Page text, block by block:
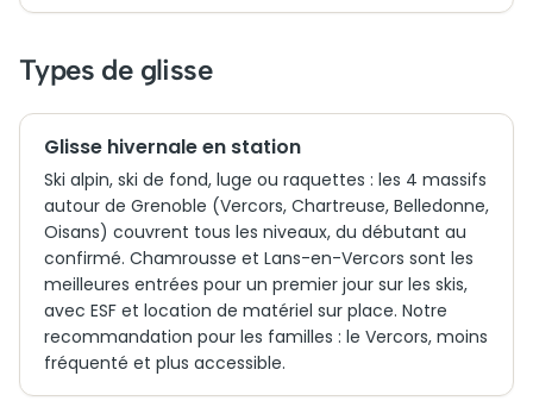
Types de glisse
Glisse hivernale en station
Ski alpin, ski de fond, luge ou raquettes : les 4 massifs
autour de Grenoble (Vercors, Chartreuse, Belledonne,
Oisans) couvrent tous les niveaux, du débutant au
confirmé. Chamrousse et Lans-en-Vercors sont les
meilleures entrées pour un premier jour sur les skis,
avec ESF et location de matériel sur place. Notre
recommandation pour les familles : le Vercors, moins
fréquenté et plus accessible.